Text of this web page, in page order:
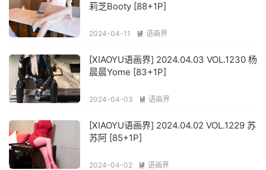
莉芝Booty [88+1P]
2024-04-11  语画界
[XIAOYU语画界] 2024.04.03 VOL.1230 杨
晨晨Yome [83+1P]
2024-04-03  语画界
[XIAOYU语画界] 2024.04.02 VOL.1229 苏
苏阿 [85+1P]
2024-04-02  语画界